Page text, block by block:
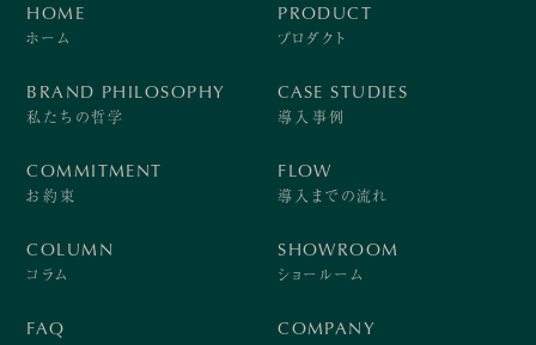
HOME
ホーム
BRAND PHILOSOPHY
私たちの哲学
COMMITMENT
お約束
PRODUCT
プロダクト
CASE STUDIES
導入事例
FLOW
導入までの流れ
COLUMN
コラム
FAQ
SHOWROOM
ショールーム
COMPANY